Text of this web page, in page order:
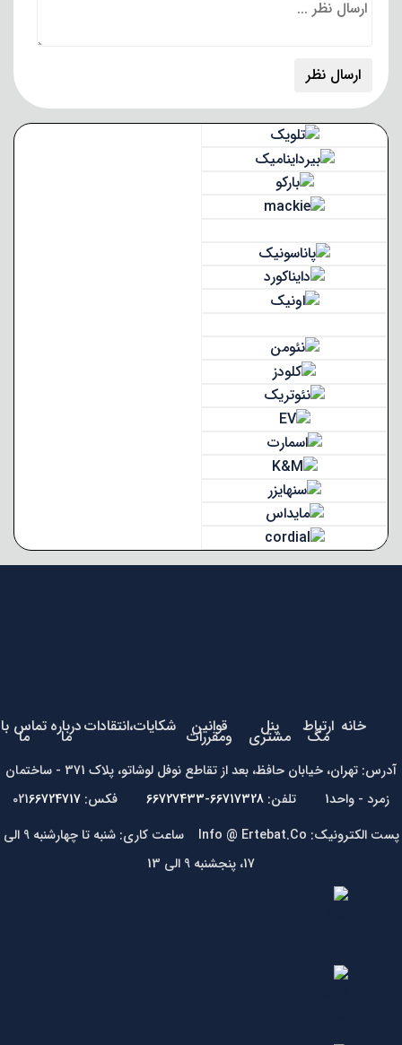
خانه ارتباط
مگ پنل
مشتری قوانین
ومقررات شکایات،انتقاداتدرباره
ما تماس با
ما
آدرس: تهران، خیابان حافظ، بعد از تقاطع نوفل لوشاتو، پلاک 371 - ساختمان
زمرد - واحد1 تلفن:
66717328-66727433 فکس: 021 66724717
پست الکترونیک: Info @ Ertebat.Co ساعت کاری: شنبه تا چهارشنبه 9 الی
17، پنجشنبه 9 الی 13